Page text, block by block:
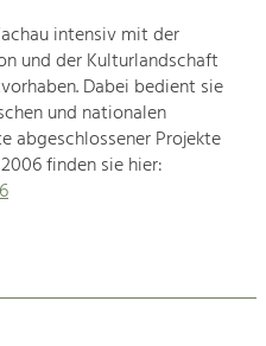
intensiv mit der
und der Kulturlandschaft
Dabei bedient sie
und nationalen
abgeschlossener Projekte
finden sie hier: